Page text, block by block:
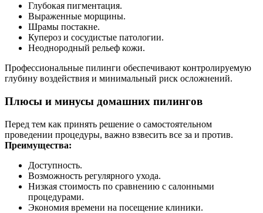
Глубокая пигментация.
Выраженные морщины.
Шрамы постакне.
Купероз и сосудистые патологии.
Неоднородный рельеф кожи.
Профессиональные пилинги обеспечивают контролируемую
глубину воздействия и минимальный риск осложнений.
Плюсы и минусы домашних пилингов
Перед тем как принять решение о самостоятельном
проведении процедуры, важно взвесить все за и против.
Преимущества:
Доступность.
Возможность регулярного ухода.
Низкая стоимость по сравнению с салонными
процедурами.
Экономия времени на посещение клиники.